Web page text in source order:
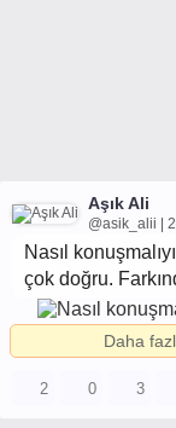
Aşık Ali
@asik_alii |
Nasıl
çok doğru.
Daha
2 0 3